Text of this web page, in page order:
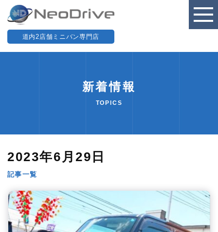
道内2店舗ミニバン専門店
新着情報
TOPICS
2023年6月29日
記事一覧